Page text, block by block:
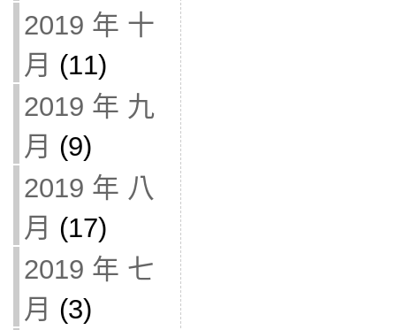
2019 年 十
月 (11)
2019 年 九
月 (9)
2019 年 八
月 (17)
2019 年 七
月 (3)